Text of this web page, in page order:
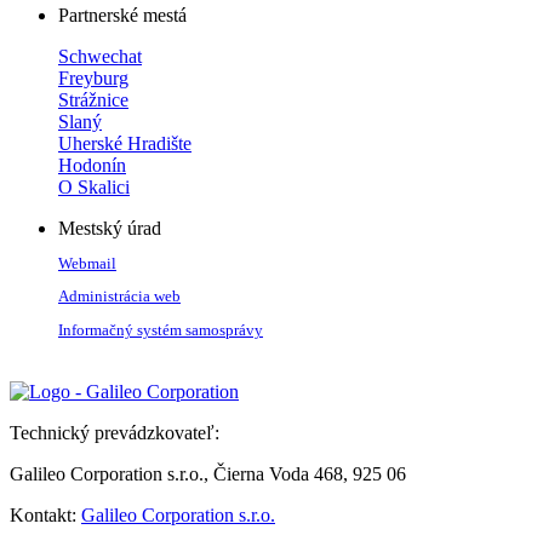
Partnerské mestá
Schwechat
Freyburg
Strážnice
Slaný
Uherské Hradište
Hodonín
O Skalici
Mestský úrad
Webmail
Administrácia web
Informačný systém samosprávy
Technický prevádzkovateľ:
Galileo Corporation s.r.o., Čierna Voda 468, 925 06
Kontakt: Galileo Corporation s.r.o.